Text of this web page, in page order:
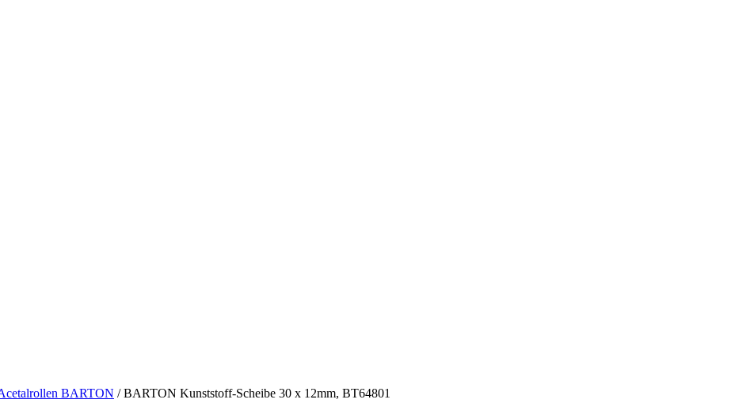
BARTON /BARTON Kunststoff-Scheibe 30 x 12mm, BT64801